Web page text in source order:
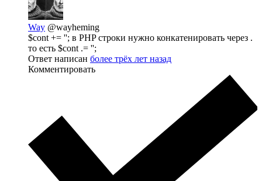
Way @wayheming
$cont += ''; в PHP строки нужно конкатенировать через .
то есть $cont .= '';
Ответ написан более трёх лет назад
Комментировать